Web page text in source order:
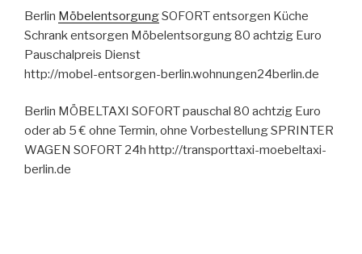
Berlin MöbelentsorgungSOFORT entsorgen Küche
Schrank entsorgen Möbelentsorgung 80 achtzig Euro
Pauschalpreis Dienst
http://mobel-entsorgen-berlin.wohnungen24berlin.de
Berlin MÖBELTAXI SOFORT pauschal 80 achtzig Euro
oder ab 5 € ohne Termin, ohne Vorbestellung SPRINTER
WAGEN SOFORT 24h http://transporttaxi-moebeltaxi-
berlin.de